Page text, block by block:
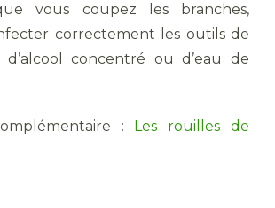
vous coupez les branches,
correctement les outils de
d’alcool concentré ou d’eau de
: Les rouilles de